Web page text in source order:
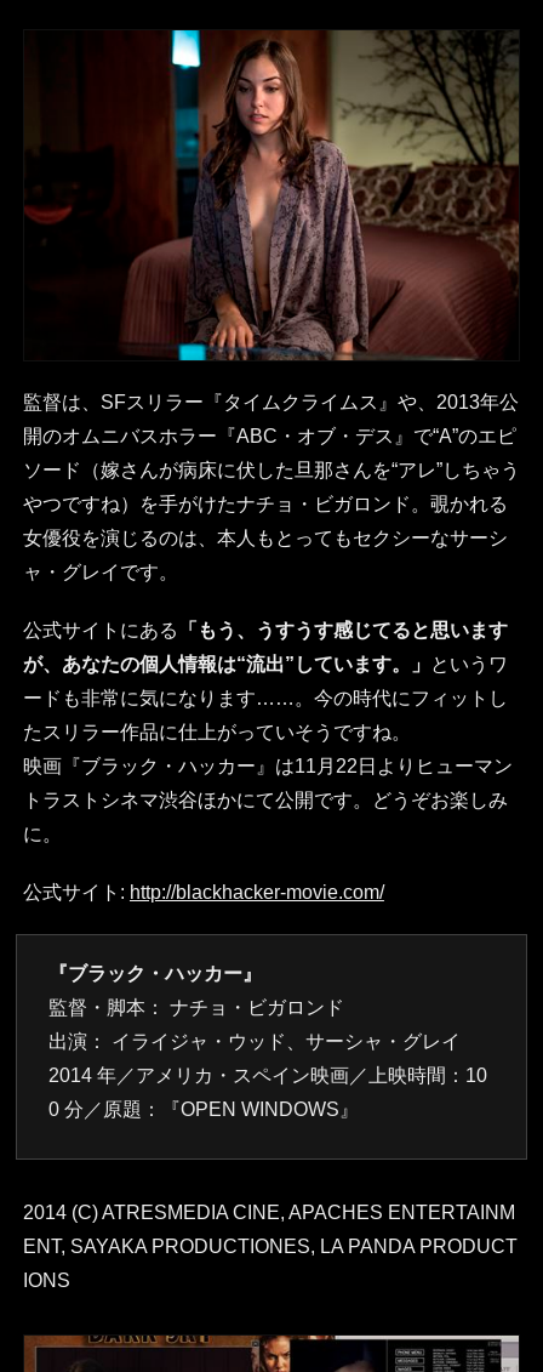
監督は、SFスリラー『タイムクライムス』や、2013年公
開のオムニバスホラー『ABC・オブ・デス』で“A”のエピ
ソード（嫁さんが病床に伏した旦那さんを“アレ”しちゃう
やつですね）を手がけたナチョ・ビガロンド。覗かれる
女優役を演じるのは、本人もとってもセクシーなサーシ
ャ・グレイです。
公式サイトにある
「もう、うすうす感じてると思います
が、あなたの個人情報は“流出”しています。」 というワ
ードも非常に気になります……。今の時代にフィットし
たスリラー作品に仕上がっていそうですね。
映画『ブラック・ハッカー』は11月22日よりヒューマン
トラストシネマ渋谷ほかにて公開です。どうぞお楽しみ
に。
公式サイト: http://blackhacker-movie.com/
『ブラック・ハッカー』
監督・脚本： ナチョ・ビガロンド
出演： イライジャ・ウッド、サーシャ・グレイ
2014 年／アメリカ・スペイン映画／上映時間：10
0 分／原題：『OPEN WINDOWS』
2014 (C) ATRESMEDIA CINE, APACHES ENTERTAINM
ENT, SAYAKA PRODUCTIONES, LA PANDA PRODUCT
IONS